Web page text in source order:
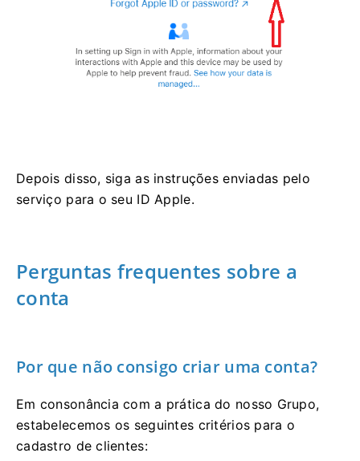
Depois disso, siga as instruções enviadas pelo
serviço para o seu ID Apple.
Perguntas frequentes sobre a
conta
Por que não consigo criar uma conta?
Em consonância com a prática do nosso Grupo,
estabelecemos os seguintes critérios para o
cadastro de clientes: